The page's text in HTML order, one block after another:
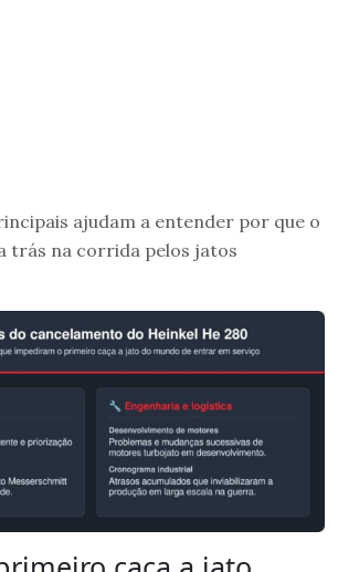
ajudam a entender por que o
trás na corrida pelos jatos